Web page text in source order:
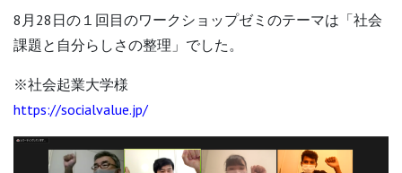
8月28日の１回目のワークショップゼミのテーマは「社会
課題と自分らしさの整理」でした。
※社会起業大学様
https://socialvalue.jp/